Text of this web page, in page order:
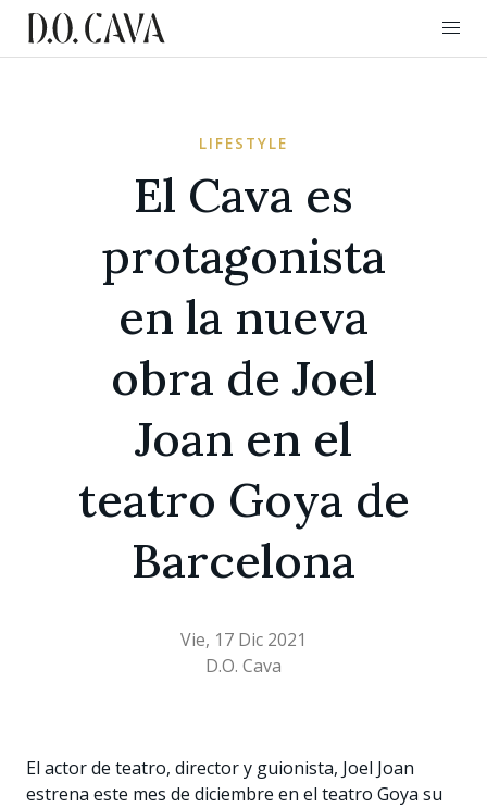
LIFESTYLE
El Cava es
protagonista
en la nueva
obra de Joel
Joan en el
teatro Goya de
Barcelona
Vie, 17 Dic 2021
D.O. Cava
El actor de teatro, director y guionista, Joel Joan
estrena este mes de diciembre en el teatro Goya su